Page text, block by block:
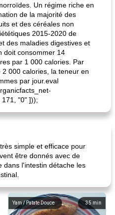
Un régime riche en
de la majorité des
et des céréales non
2015-2020 de
des maladies digestives et
doit consommer 14
par 1 000 calories. Par
000 calories, la teneur en
par jour.eval
"0" ]));
simple et efficace pour
être donnés avec de
dans l'intestin détache les
35 min
Yam / Patate Douce